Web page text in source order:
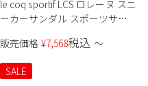
le coq sportif LCS ロレーヌ スニ
ーカーサンダル スポーツサン
販売価格 ¥7,568税込 〜
SALE